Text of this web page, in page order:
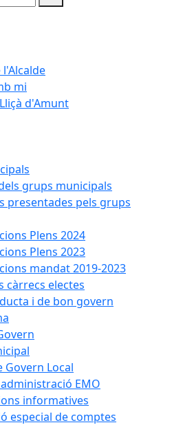
l'Alcalde
mi
d'Amunt
grups municipals
presentades pels grups
Plens 2024
Plens 2023
mandat 2019-2023
càrrecs electes
i de bon govern
Govern Local
EMO
informatives
especial de comptes